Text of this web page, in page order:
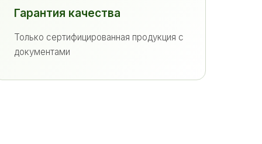
Гарантия качества
Только сертифицированная продукция с
документами